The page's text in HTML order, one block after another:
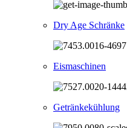
Dry Age Schränke
Eismaschinen
Getränkekühlung